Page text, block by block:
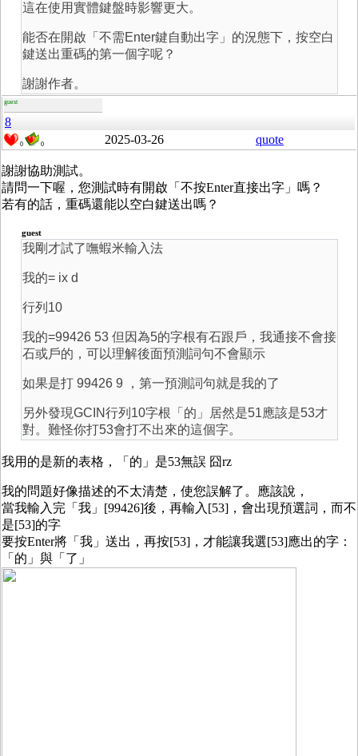
這在使用實體鍵盤時影響更大。
能否在開啟「不需Enter鍵自動出字」的況態下，按空白
鍵送出重碼的第一個字呢？
謝謝作者。
guest
8
0 0 2025-03-26 quote
謝謝協助測試。
請問一下喔，您測試時有開啟「不按Enter直接出字」嗎？
若有的話，重碼還能以空白鍵送出嗎？
guest
我剛才試了嘸蝦米輸入法
我的= ix d
行列10
我的=99426 53 但因為5的字根有石跟戶，我通接不會接
石或戶的，可以理解後面預測詞句不會顯示
如果是打 99426 9 ，第一預測詞句就是我的了
另外發現GCIN行列10字根「的」居然是51應該是53才
對。難怪你打53會打不出來的這個字。
我用的是新的表格，「的」是53無誤 囧rz
我的問題好像描述的不太清楚，使您誤解了。應該說，
當我輸入完「我」[99426]後，再輸入[53]，會出現預選詞，而不
是[53]的字
要按Enter將「我」送出，再按[53]，才能讓我選[53]應出的字：
「的」與「了」